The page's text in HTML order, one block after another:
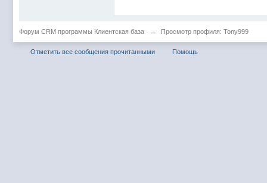
Форум CRM программы Клиентская база → Просмотр профиля: Tony999
Отметить все сообщения прочитанными Помощь